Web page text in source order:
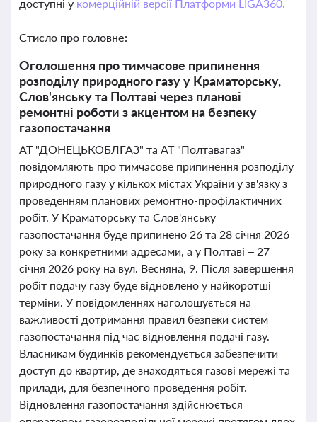
доступні у комерційній версії Платформи LIGA360.
Стисло про головне:
Оголошення про тимчасове припинення
розподілу природного газу у Краматорську,
Слов'янську та Полтаві через планові
ремонтні роботи з акцентом на безпеку
газопостачання
АТ "ДОНЕЦЬКОБЛГАЗ" та АТ "Полтавагаз"
повідомляють про тимчасове припинення розподілу
природного газу у кількох містах України у зв'язку з
проведенням планових ремонтно-профілактичних
робіт. У Краматорську та Слов'янську
газопостачання буде припинено 26 та 28 січня 2026
року за конкретними адресами, а у Полтаві – 27
січня 2026 року на вул. Весняна, 9. Після завершення
робіт подачу газу буде відновлено у найкоротші
терміни. У повідомленнях наголошується на
важливості дотримання правил безпеки систем
газопостачання під час відновлення подачі газу.
Власникам будинків рекомендується забезпечити
доступ до квартир, де знаходяться газові мережі та
прилади, для безпечного проведення робіт.
Відновлення газопостачання здійснюється